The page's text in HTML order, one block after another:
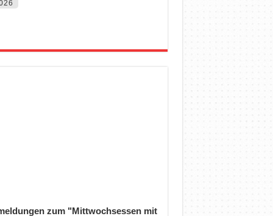
zum "Mittwochsessen mit